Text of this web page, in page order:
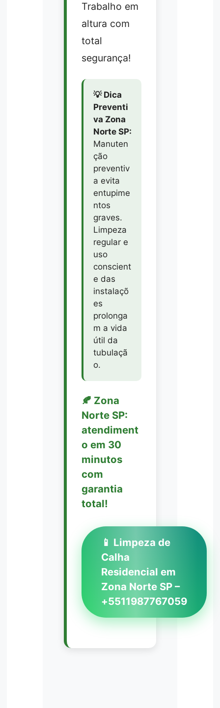
Trabalho em
altura com
total
segurança!
💡 Dica
Preventi
va Zona
Norte SP:
Manuten
ção
preventiv
a evita
entupime
ntos
graves.
Limpeza
regular e
uso
conscient
e das
instalaçõ
es
prolonga
m a vida
útil da
tubulaçã
o.
🍂 Zona
Norte SP:
atendiment
o em 30
minutos
com
garantia
total!
📱 Limpeza de
Calha
Residencial em
Zona Norte SP –
+5511987767059